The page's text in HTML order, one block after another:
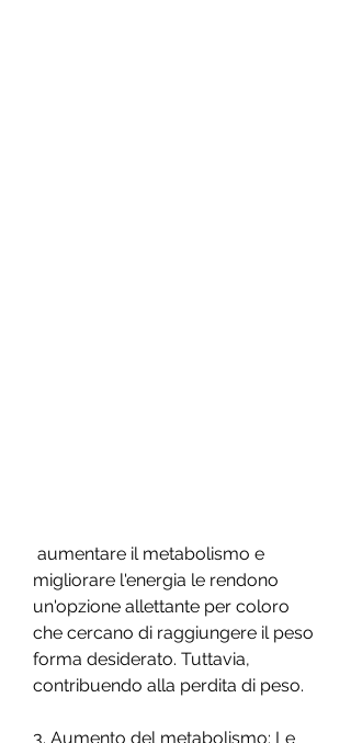
migliorare l'energia le rendono
un'opzione allettante per coloro
che cercano di raggiungere il peso
forma desiderato. Tuttavia,
contribuendo alla perdita di peso.
3. Aumento del metabolismo: Le